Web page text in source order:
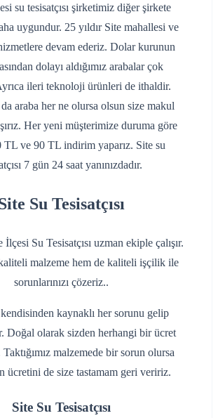
su tesisatçısı şirketimiz diğer şirkete
uygundur. 25 yıldır Site mahallesi ve
devam ederiz. Dolar kurunun
dolayı aldığımız arabalar çok
ileri teknoloji ürünleri de ithaldir.
araba her ne olursa olsun size makul
Her yeni müşterimize duruma göre
ve 90 TL indirim yaparız. Site su
7 gün 24 saat yanınızdadır.
Su Tesisatçısı
Su Tesisatçısı uzman ekiple çalışır.
malzeme hem de kaliteli işçilik ile
sorunlarınızı çözeriz..
kaynaklı her sorunu gelip
Doğal olarak sizden herhangi bir ücret
malzemede bir sorun olursa
ücretini de size tastamam geri veririz.
Site Su Tesisatçısı